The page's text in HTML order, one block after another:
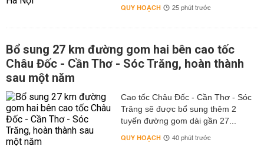
QUY HOẠCH 25 phút trước
Bổ sung 27 km đường gom hai bên cao tốc
Châu Đốc - Cần Thơ - Sóc Trăng, hoàn thành
sau một năm
Cao tốc Châu Đốc - Cần Thơ - Sóc
Trăng sẽ được bổ sung thêm 2
tuyến đường gom dài gần 27...
QUY HOẠCH 40 phút trước